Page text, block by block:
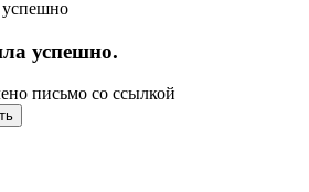
успешно.
письмо со ссылкой